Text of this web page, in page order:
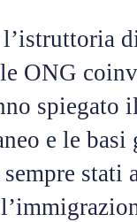
ONG
spiegato
e le
stati